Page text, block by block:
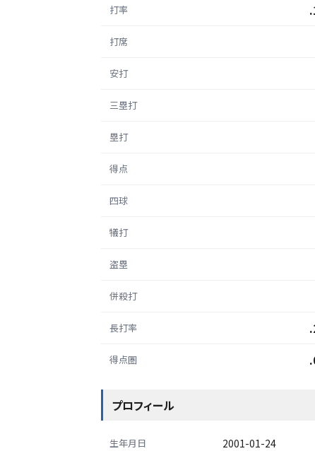
打率
打席
安打
三塁打
塁打
得点
四球
犠打
盗塁
併殺打
長打率
得点圏
プロフィール
生年月日 2001-01-24